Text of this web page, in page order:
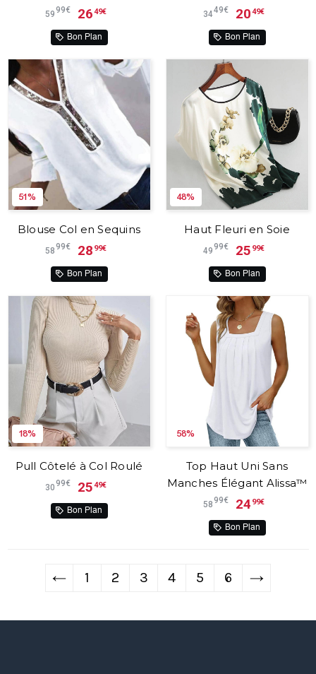
5999€ 2649€
Bon Plan
3449€ 2049€
Bon Plan
51%
Blouse Col en Sequins
5899€ 28 99€
Bon Plan
48%
Haut Fleuri en Soie
4999€ 25 99€
Bon Plan
18%
Pull Côtelé à Col Roulé
3099€ 2549€
Bon Plan
58%
Top Haut Uni Sans
Manches Élégant Alissa™
5899€ 24 99€
Bon Plan
← 1 2 3 4 5 6 →